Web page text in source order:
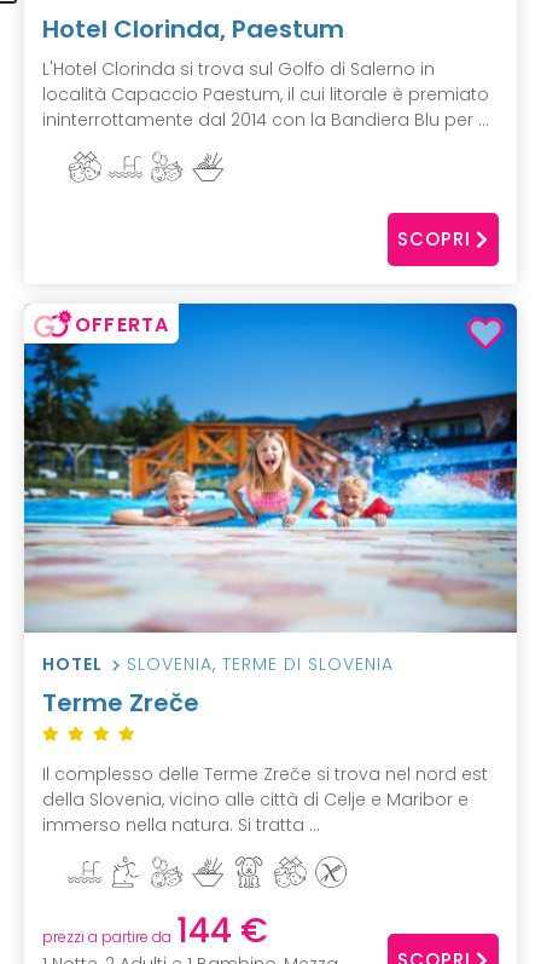
Hotel Clorinda, Paestum
L'Hotel Clorinda si trova sul Golfo di Salerno in
località Capaccio Paestum, il cui litorale è premiato
ininterrottamente dal 2014 con la Bandiera Blu per ...
SCOPRI
OFFERTA
HOTEL SLOVENIA, TERME DI SLOVENIA
Terme Zreče
Il complesso delle Terme Zreče si trova nel nord est
della Slovenia, vicino alle città di Celje e Maribor e
immerso nella natura. Si tratta ...
prezzi a partire da 144 €